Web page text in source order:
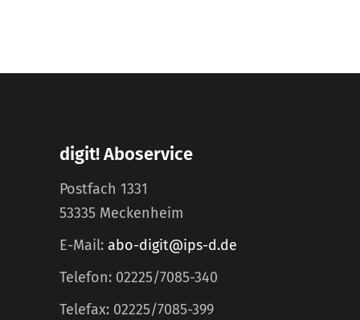
digit! Aboservice
Postfach 1331
53335 Meckenheim
E-Mail: abo-digit@ips-d.de
Telefon: 02225/7085-340
Telefax: 02225/7085-399